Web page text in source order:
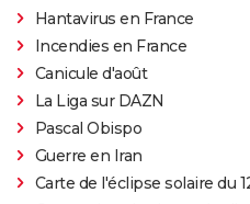
Hantavirus en France
Incendies en France
Canicule d'août
La Liga sur DAZN
Pascal Obispo
Guerre en Iran
Carte de l'éclipse solaire du